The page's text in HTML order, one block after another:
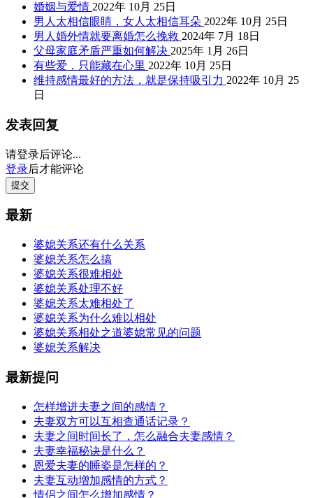
婚姻与爱情 2022年 10月 25日
男人太相信眼睛，女人太相信耳朵 2022年 10月 25日
男人婚外情就要离婚怎么挽救 2024年 7月 18日
父母家庭矛盾严重如何解决 2025年 1月 26日
有些爱，只能藏在心里 2022年 10月 25日
维持感情最好的方法，就是保持吸引力 2022年 10月 25
日
发表回复
请登录后评论...
登录后才能评论
提交
最新
婆媳关系还有什么关系
婆媳关系怎么搞
婆媳关系很难相处
婆媳关系处理不好
婆媳关系太难相处了
婆媳关系为什么难以相处
婆媳关系相处之道婆媳常见的问题
婆媳关系解决
最新提问
怎样增进夫妻之间的感情？
夫妻双方可以互相查通话记录？
夫妻之间时间长了，怎么融合夫妻感情？
夫妻幸福秘诀是什么？
恩爱夫妻的睡姿是怎样的？
夫妻互动增加感情的方式？
情侣之间怎么增加感情？